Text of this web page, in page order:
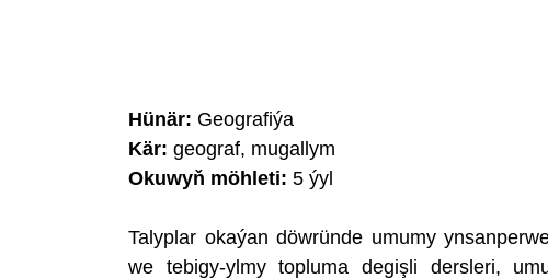
Hünär: Geografiýa
Kär: geograf, mugallym
Okuwyň möhleti: 5 ýyl
Talyplar okaýan döwründe umumy
we tebigy-ylmy topluma degişli dersleri,